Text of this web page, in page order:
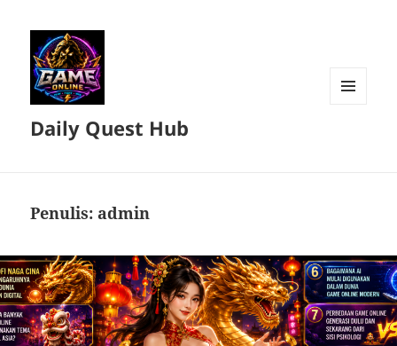
Daily Quest Hub
Penulis: admin